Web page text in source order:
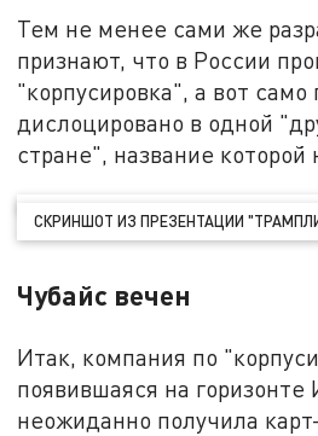
Тем не менее сами же
признают, что в России
"корпусировка", а вот само
дислоцировано в одной
стране", название которой
СКРИНШОТ ИЗ ПРЕЗЕНТАЦИИ
Чубайс вечен
Итак, компания по
появившаяся на горизонте
неожиданно получила